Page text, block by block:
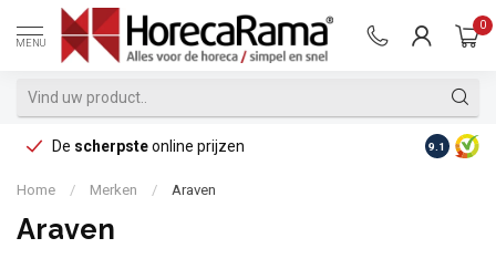
MENU
0
De scherpsteonline prijzen Op
9.1
Home / Merken / Araven
Araven